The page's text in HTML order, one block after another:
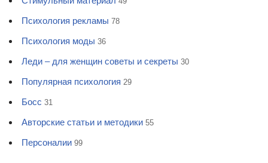
Психология рекламы 78
Психология моды 36
Леди – для женщин советы и секреты 30
Популярная психология 29
Босс 31
Авторские статьи и методики 55
Персоналии 99